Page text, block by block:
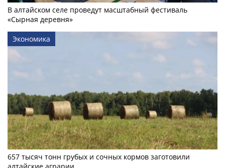
В алтайском селе проведут масштабный фестиваль
«Сырная деревня»
Экономика
657 тысяч тонн грубых и сочных кормов заготовили